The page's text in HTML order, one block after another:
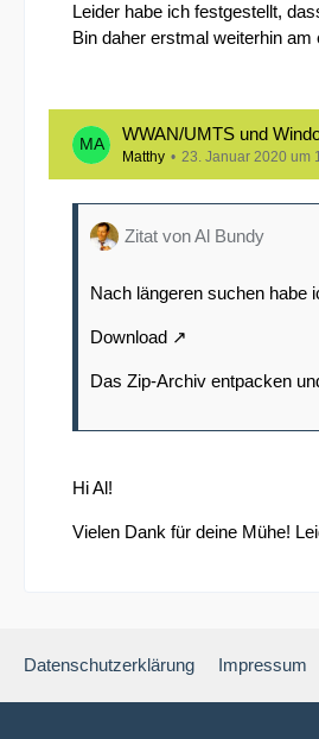
Leider habe ich festgestellt,
Bin daher erstmal weiterhin am
WWAN/UMTS und
Matthy 23. Januar 2020 um
Zitat von Al Bundy
Nach längeren suchen habe
Download
Das Zip-Archiv entpacken
Hi Al!
Vielen Dank für deine Mühe!
Datenschutzerklärung Impressum